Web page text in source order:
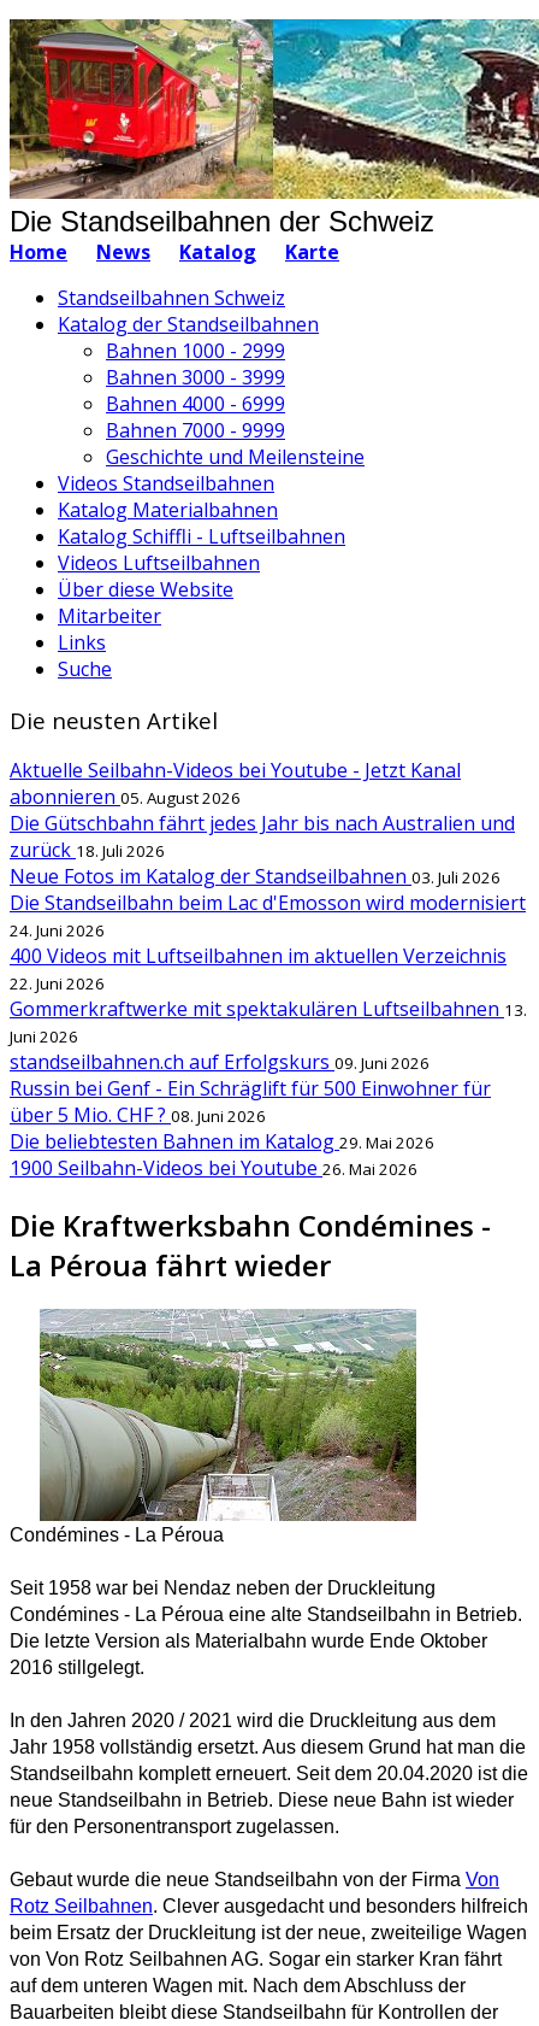
Die Standseilbahnen der Schweiz
Home News Katalog
Karte
Standseilbahnen Schweiz
Katalog der Standseilbahnen
Bahnen 1000 - 2999
Bahnen 3000 - 3999
Bahnen 4000 - 6999
Bahnen 7000 - 9999
Geschichte und Meilensteine
Videos Standseilbahnen
Katalog Materialbahnen
Katalog Schiffli - Luftseilbahnen
Videos Luftseilbahnen
Über diese Website
Mitarbeiter
Links
Suche
Die neusten Artikel
Aktuelle Seilbahn-Videos bei Youtube - Jetzt Kanal
abonnieren 05. August 2026
Die Gütschbahn fährt jedes Jahr bis nach Australien und
zurück 18. Juli 2026
Neue Fotos im Katalog der Standseilbahnen 03. Juli 2026
Die Standseilbahn beim Lac d'Emosson wird modernisiert
24. Juni 2026
400 Videos mit Luftseilbahnen im aktuellen Verzeichnis
22. Juni 2026
Gommerkraftwerke mit spektakulären Luftseilbahnen 13.
Juni 2026
standseilbahnen.ch auf Erfolgskurs 09. Juni 2026
Russin bei Genf - Ein Schräglift für 500 Einwohner für
über 5 Mio. CHF ? 08. Juni 2026
Die beliebtesten Bahnen im Katalog 29. Mai 2026
1900 Seilbahn-Videos bei Youtube 26. Mai 2026
Die Kraftwerksbahn Condémines -
La Péroua fährt wieder
Condémines - La Péroua
Seit 1958 war bei Nendaz neben der Druckleitung
Condémines - La Péroua eine alte Standseilbahn in Betrieb.
Die letzte Version als Materialbahn wurde Ende Oktober
2016 stillgelegt.
In den Jahren 2020 / 2021 wird die Druckleitung aus dem
Jahr 1958 vollständig ersetzt. Aus diesem Grund hat man die
Standseilbahn komplett erneuert. Seit dem 20.04.2020 ist die
neue Standseilbahn in Betrieb. Diese neue Bahn ist wieder
für den Personentransport zugelassen.
Gebaut wurde die neue Standseilbahn von der Firma Von
Rotz Seilbahnen. Clever ausgedacht und besonders hilfreich
beim Ersatz der Druckleitung ist der neue, zweiteilige Wagen
von Von Rotz Seilbahnen AG. Sogar ein starker Kran fährt
auf dem unteren Wagen mit. Nach dem Abschluss der
Bauarbeiten bleibt diese Standseilbahn für Kontrollen der